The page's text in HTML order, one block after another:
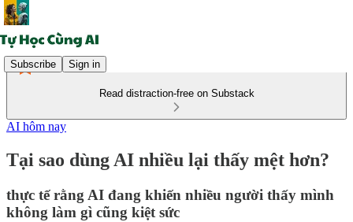
Subscribe Sign in
Read distraction-free on Substack
AI hôm nay
Tại sao dùng AI nhiều lại thấy mệt hơn?
thực tế rằng AI đang khiến nhiều người thấy mình
không làm gì cũng kiệt sức